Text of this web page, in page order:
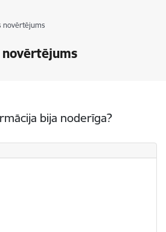
novērtējums
bija noderīga?
noderīga?